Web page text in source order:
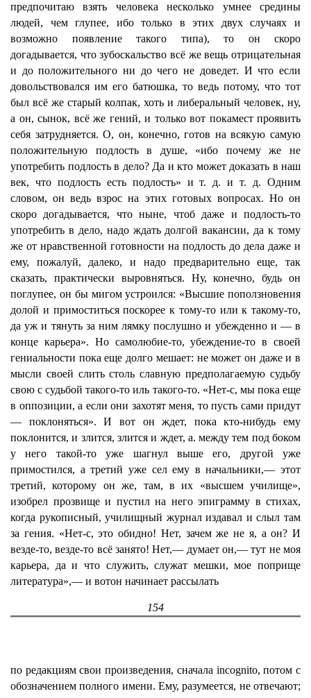
предпочитаю взять человека несколько умнее средины
людей, чем глупее, ибо только в этих двух случаях и
возможно появление такого типа), то он скоро
догадывается, что зубоскальство всё же вещь отрицательная
и до положительного ни до чего не доведет. И что если
довольствовался им его батюшка, то ведь потому, что тот
был всё же старый колпак, хоть и либеральный человек, ну,
а он, сынок, всё же гений, и только вот покамест проявить
себя затрудняется. О, он, конечно, готов на всякую самую
положительную подлость в душе, «ибо почему же не
употребить подлость в дело? Да и кто может доказать в наш
век, что подлость есть подлость» и т. д. и т. д. Одним
словом, он ведь взрос на этих готовых вопросах. Но он
скоро догадывается, что ныне, чтоб даже и подлость-то
употребить в дело, надо ждать долгой вакансии, да к тому
же от нравственной готовности на подлость до дела даже и
ему, пожалуй, далеко, и надо предварительно еще, так
сказать, практически выровняться. Ну, конечно, будь он
поглупее, он бы мигом устроился: «Высшие поползновения
долой и примоститься поскорее к тому-то или к такому-то,
да уж и тянуть за ним лямку послушно и убежденно и — в
конце карьера». Но самолюбие-то, убеждение-то в своей
гениальности пока еще долго мешает: не может он даже и в
мысли своей слить столь славную предполагаемую судьбу
свою с судьбой такого-то иль такого-то. «Нет-с, мы пока еще
в оппозиции, а если они захотят меня, то пусть сами придут
— поклоняться». И вот он ждет, пока кто-нибудь ему
поклонится, и злится, злится и ждет, а. между тем под боком
у него такой-то уже шагнул выше его, другой уже
примостился, а третий уже сел ему в начальники,— этот
третий, которому он же, там, в их «высшем училище»,
изобрел прозвище и пустил на него эпиграмму в стихах,
когда рукописный, училищный журнал издавал и слыл там
за гения. «Нет-с, это обидно! Нет, зачем же не я, а он? И
везде-то, везде-то всё занято! Нет,— думает он,— тут не моя
карьера, да и что служить, служат мешки, мое поприще
литература»,— и вотон начинает рассылать
154
по редакциям свои произведения, сначала incognito, потом с
обозначением полного имени. Ему, разумеется, не отвечают;